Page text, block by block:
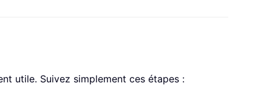
utile. Suivez simplement ces étapes :